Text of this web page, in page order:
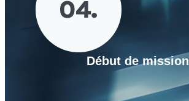
Début de mission